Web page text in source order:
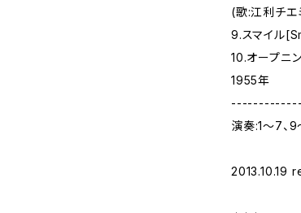
(歌:江利チ
9.スマイル
10.オープニ
1955年
演奏:1～7、
2013.10.19